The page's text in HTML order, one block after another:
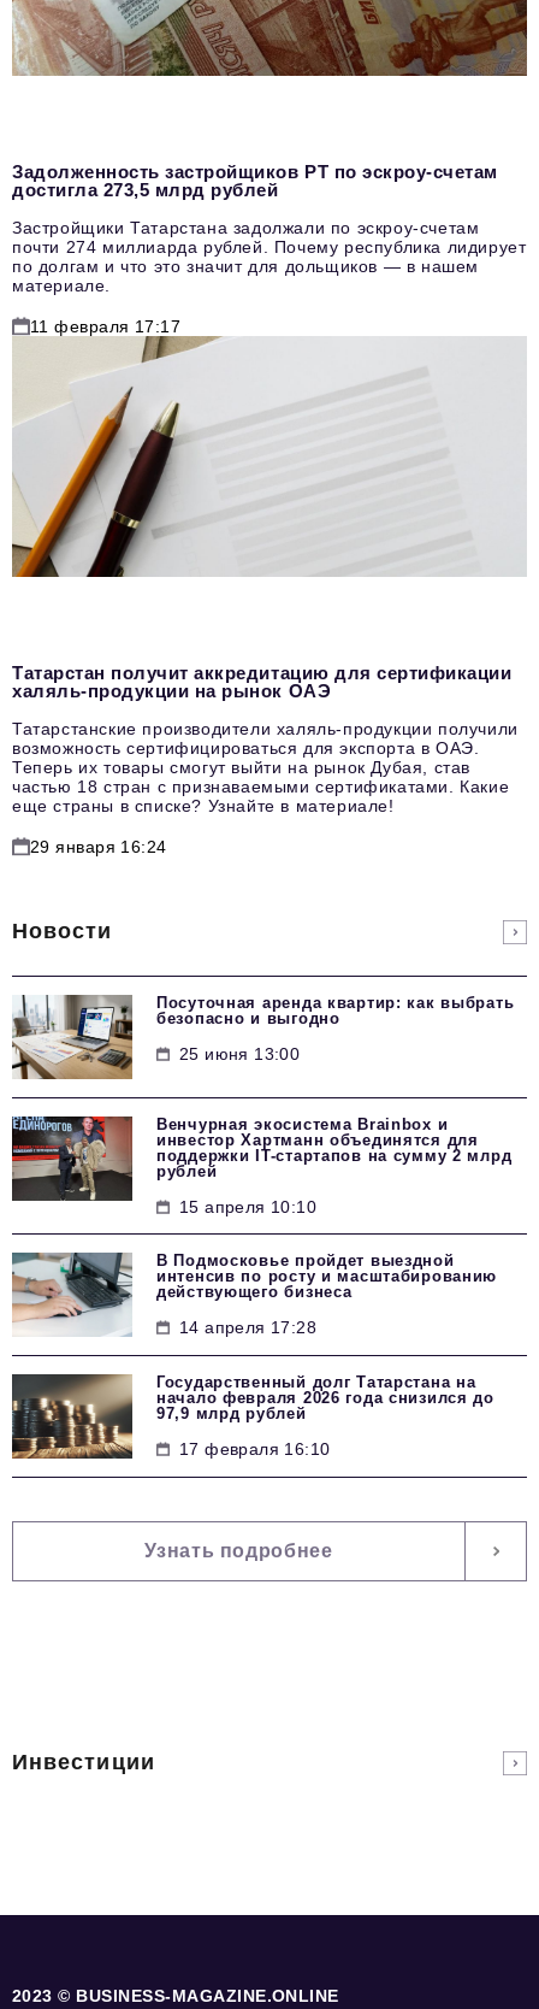
Задолженность застройщиков РТ по эскроу-счетам
достигла 273,5 млрд рублей
Застройщики Татарстана задолжали по эскроу-счетам
почти 274 миллиарда рублей. Почему республика лидирует
по долгам и что это значит для дольщиков — в нашем
материале.
11 февраля 17:17
Татарстан получит аккредитацию для сертификации
халяль-продукции на рынок ОАЭ
Татарстанские производители халяль-продукции получили
возможность сертифицироваться для экспорта в ОАЭ.
Теперь их товары смогут выйти на рынок Дубая, став
частью 18 стран с признаваемыми сертификатами. Какие
еще страны в списке? Узнайте в материале!
29 января 16:24
Новости
Посуточная аренда квартир: как выбрать
безопасно и выгодно
25 июня 13:00
Венчурная экосистема Brainbox и
инвестор Хартманн объединятся для
поддержки IT-стартапов на сумму 2 млрд
рублей
15 апреля 10:10
В Подмосковье пройдет выездной
интенсив по росту и масштабированию
действующего бизнеса
14 апреля 17:28
Государственный долг Татарстана на
начало февраля 2026 года снизился до
97,9 млрд рублей
17 февраля 16:10
Узнать подробнее
Инвестиции
2023 © BUSINESS-MAGAZINE.ONLINE